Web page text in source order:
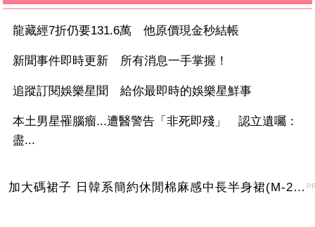
龍藏經7折仍要131.6萬 他原價現金秒結帳
新聞事件即時更新 所有消息一手掌握！
追蹤訂閱娛樂星聞 給你最即時的娛樂星鮮事
本土男星罹腦瘤...遭醫警告「非死即殘」 認立遺囑：
盡...
加大碼裙子 日韓系簡約休閒棉麻感中長半身裙(M-2XL)【XMS54038】＊艾美時尚(現+預)